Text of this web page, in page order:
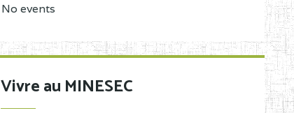
No events
Vivre au MINESEC